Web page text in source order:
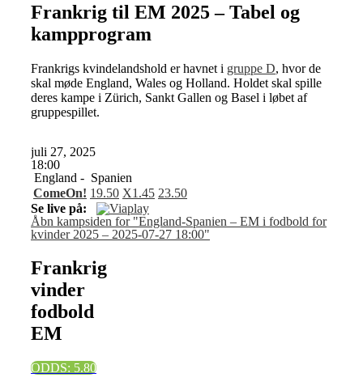
Frankrig til EM 2025 – Tabel og
kampprogram
Frankrigs kvindelandshold er havnet i gruppe D, hvor de
skal møde England, Wales og Holland. Holdet skal spille
deres kampe i Zürich, Sankt Gallen og Basel i løbet af
gruppespillet.
juli 27, 2025
18:00
England - Spanien
ComeOn! 19.50 X1.45 23.50
Se live på:
Åbn kampsiden for "England-Spanien – EM i fodbold for
kvinder 2025 – 2025-07-27 18:00"
Frankrig
vinder
fodbold
EM
ODDS: 5.80